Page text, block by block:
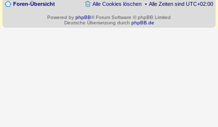
Foren-Übersicht Alle Zeiten sind UTC+02:00
Alle Cookies löschen
Powered by phpBB® Forum Software © phpBB Limited
Deutsche Übersetzung durch phpBB.de